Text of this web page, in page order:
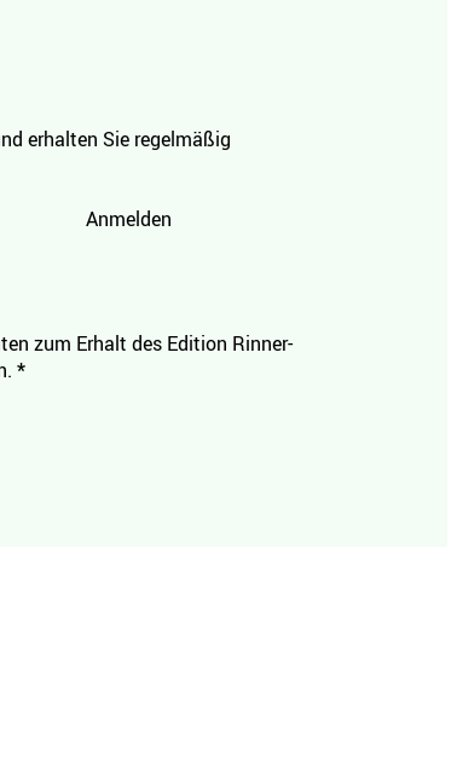
erhalten Sie regelmäßig
Anmelden
zum Erhalt des Edition Rinner-
*